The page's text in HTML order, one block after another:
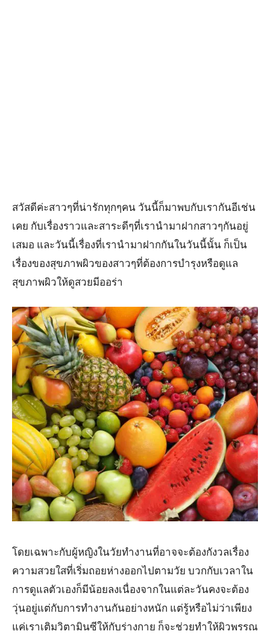
สวัสดีค่ะสาวๆที่น่ารักทุกๆคน วันนี้ก็มาพบกับเรากันอีเช่น
เคย กับเรื่องราวและสาระดีๆที่เรานำมาฝากสาวๆกันอยู่
เสมอ และวันนี้เรื่องที่เรานำมาฝากกันในวันนี้นั้น ก็เป็น
เรื่องของสุขภาพผิวของสาวๆที่ต้องการบำรุงหรือดูแล
สุขภาพผิวให้ดูสวยมีออร่า
โดยเฉพาะกับผู้หญิงในวัยทำงานที่อาจจะต้องกังวลเรื่อง
ความสวยใสที่เริ่มถอยห่างออกไปตามวัย บวกกับเวลาใน
การดูแลตัวเองก็มีน้อยลงเนื่องจากในแต่ละวันคงจะต้อง
วุ่นอยู่แต่กับการทำงานกันอย่างหนัก แต่รู้หรือไม่ว่าเพียง
แค่เราเติมวิตามินซีให้กับร่างกาย ก็จะช่วยทำให้ผิวพรรณ